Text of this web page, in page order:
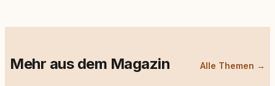
Mehr aus dem Magazin Alle Themen →